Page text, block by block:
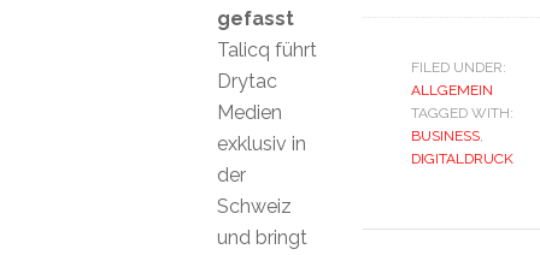
FILED UNDER:
ALLGEMEIN
TAGGED WITH:
BUSINESS,
DIGITALDRUCK
gefasst
Talicq führt
Drytac
Medien
exklusiv in
der
Schweiz
und bringt